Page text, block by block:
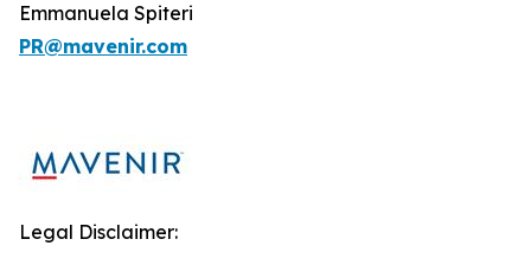
Emmanuela Spiteri
PR@mavenir.com
Legal Disclaimer: